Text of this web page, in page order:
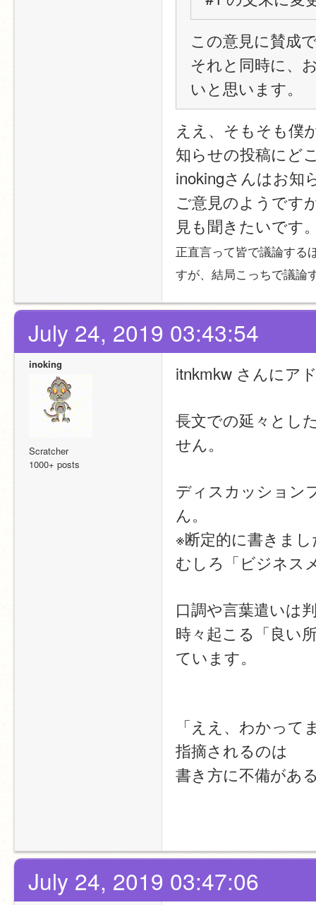
この意見に賛成
それと同時に、
いと思います。
ええ、そもそも僕
知らせの投稿にど
inokingさんはお知
ご意見のようです
見も聞きたいです
正直言って皆で議論する
すが、結局こっちで議論
July 24, 2019 03:43:54
inoking
Scratcher
1000+ posts
itnkmkw さんにア
長文での延々とし
せん。​
ディスカッション
ん。​
※断定的に書きま
むしろ「ビジネス
口調や言葉遣いは
時々起こる「良い
ています。​
「ええ、わかっ
指摘されるのは​
書き方に不備があ
July 24, 2019 03:47:06